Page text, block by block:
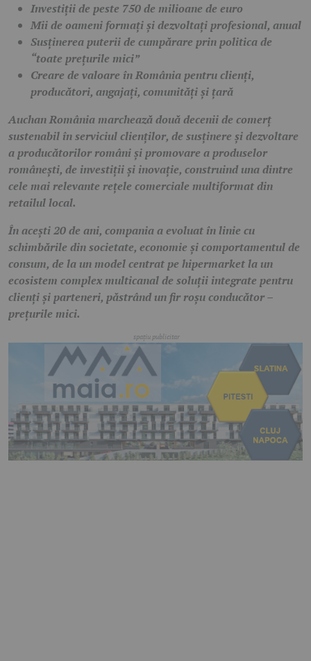
Investiții de peste 750 de milioane de euro
Mii de oameni formați și dezvoltați profesional, anual
Susținerea puterii de cumpărare prin politica de
“toate prețurile mici”
Creare de valoare în România pentru clienți,
producători, angajați, comunități și țară
Auchan România marchează două decenii de comerț
sustenabil în serviciul clienților, de susținere și dezvoltare
a producătorilor români și promovare a produselor
românești, de investiții și inovație, construind una dintre
cele mai relevante rețele comerciale multiformat din
retailul local.
În acești 20 de ani, compania a evoluat în linie cu
schimbările din societate, economie și comportamentul de
consum, de la un model centrat pe hipermarket la un
ecosistem complex multicanal de soluții integrate pentru
clienți și parteneri, păstrând un fir roșu conducător –
prețurile mici.